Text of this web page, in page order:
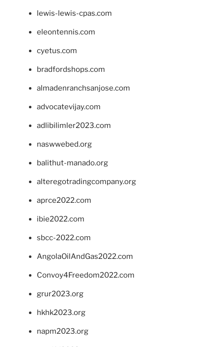
lewis-lewis-cpas.com
eleontennis.com
cyetus.com
bradfordshops.com
almadenranchsanjose.com
advocatevijay.com
adlibilimler2023.com
naswwebed.org
balithut-manado.org
alteregotradingcompany.org
aprce2022.com
ibie2022.com
sbcc-2022.com
AngolaOilAndGas2022.com
Convoy4Freedom2022.com
grur2023.org
hkhk2023.org
napm2023.org